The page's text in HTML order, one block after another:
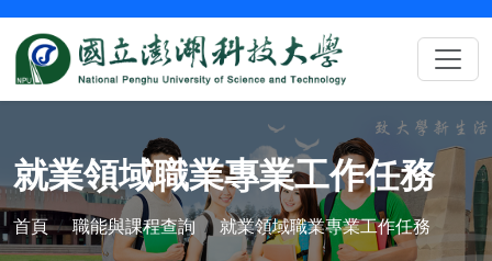
就業領域職業專業工作任務
首頁 職能與課程查詢 就業領域職業專業工作任務